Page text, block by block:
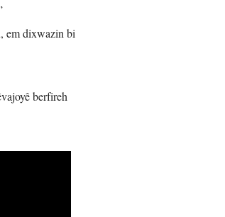
em dixwazin bi
berfireh